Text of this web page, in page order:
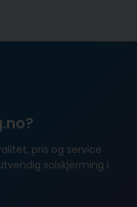
pris og service
solskjerming i